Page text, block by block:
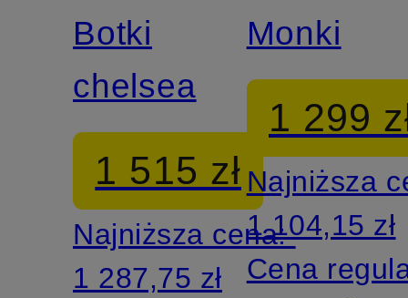
Botki
chelsea
1 515 zł
Najniższa cena:
1 287,75 zł
Monki
1 299
Najniższa
1 104,15 zł
Cena